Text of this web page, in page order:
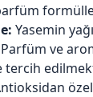
Yasemin
ve